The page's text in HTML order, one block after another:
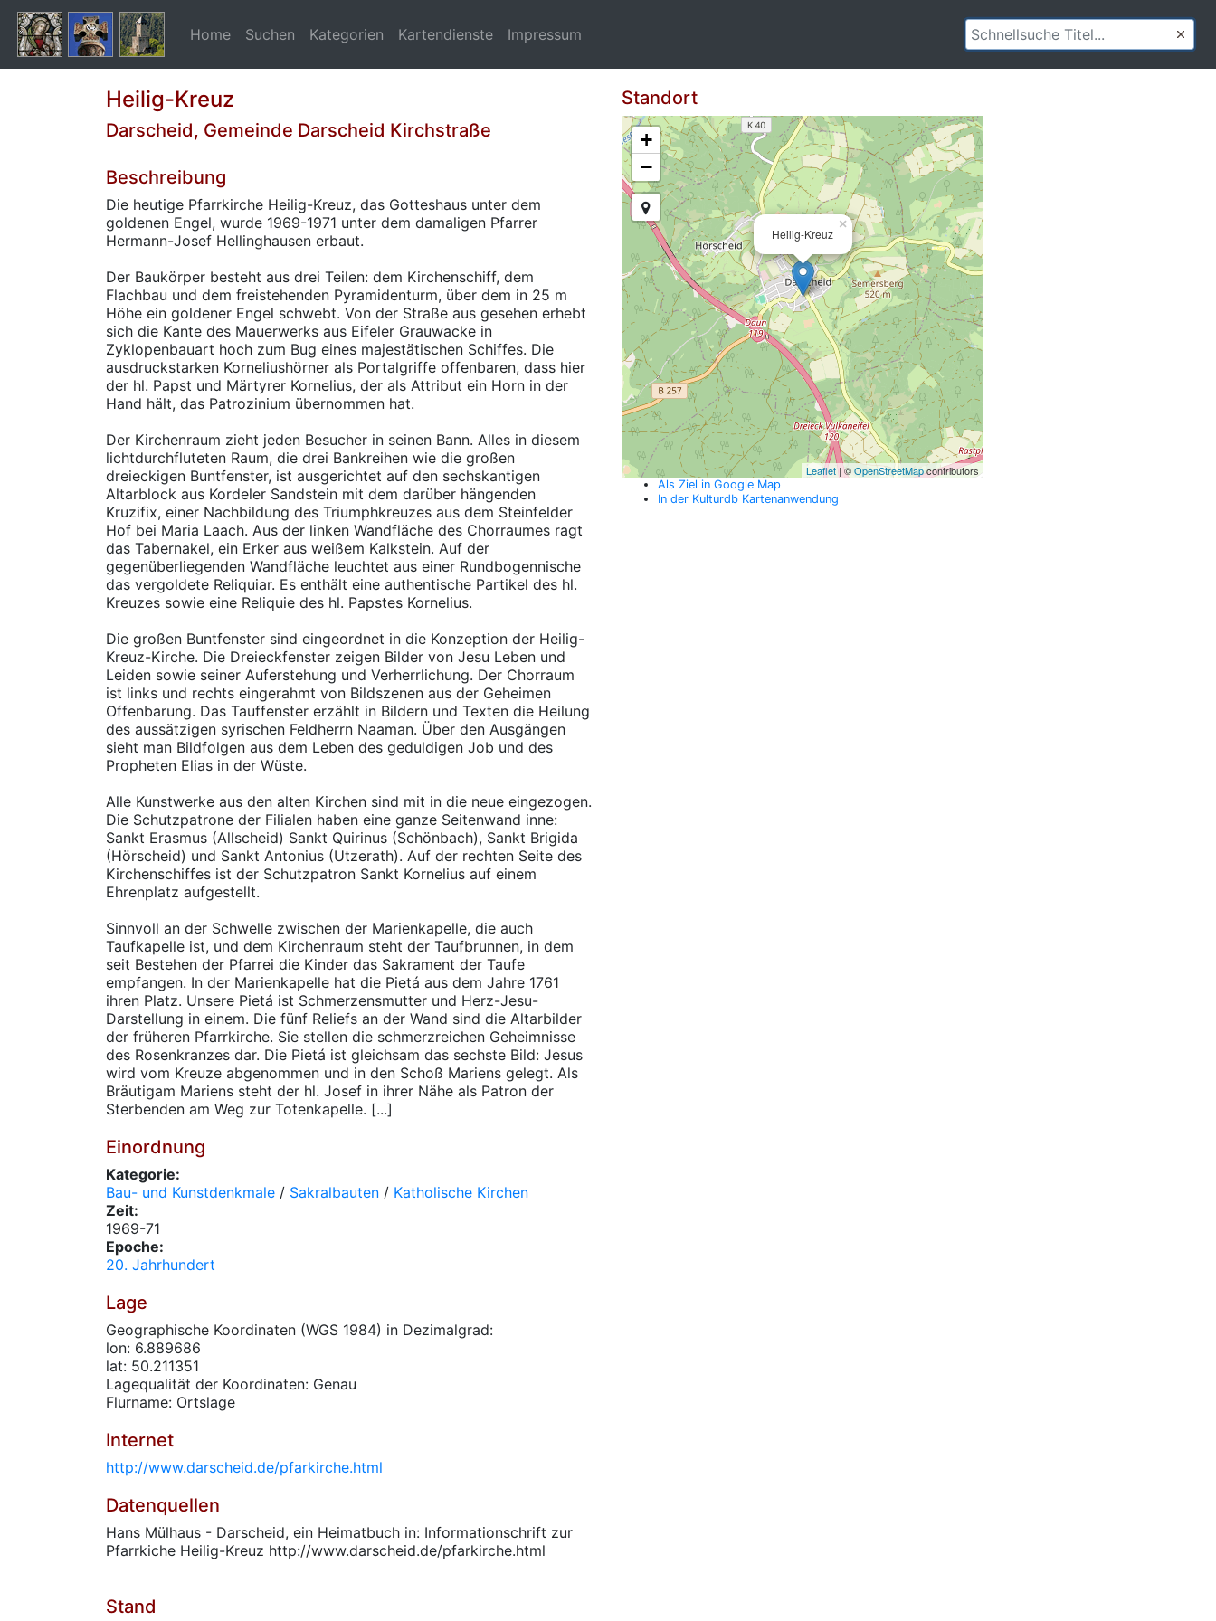
Home Suchen Kategorien Kartendienste Impressum
Heilig-Kreuz
Darscheid, Gemeinde Darscheid Kirchstraße
Beschreibung
Die heutige Pfarrkirche Heilig-Kreuz, das Gotteshaus unter dem
goldenen Engel, wurde 1969-1971 unter dem damaligen Pfarrer
Hermann-Josef Hellinghausen erbaut.
Der Baukörper besteht aus drei Teilen: dem Kirchenschiff, dem
Flachbau und dem freistehenden Pyramidenturm, über dem in 25 m
Höhe ein goldener Engel schwebt. Von der Straße aus gesehen erhebt
sich die Kante des Mauerwerks aus Eifeler Grauwacke in
Zyklopenbauart hoch zum Bug eines majestätischen Schiffes. Die
ausdruckstarken Korneliushörner als Portalgriffe offenbaren, dass hier
der hl. Papst und Märtyrer Kornelius, der als Attribut ein Horn in der
Hand hält, das Patrozinium übernommen hat.
Der Kirchenraum zieht jeden Besucher in seinen Bann. Alles in diesem
lichtdurchfluteten Raum, die drei Bankreihen wie die großen
dreieckigen Buntfenster, ist ausgerichtet auf den sechskantigen
Altarblock aus Kordeler Sandstein mit dem darüber hängenden
Kruzifix, einer Nachbildung des Triumphkreuzes aus dem Steinfelder
Hof bei Maria Laach. Aus der linken Wandfläche des Chorraumes ragt
das Tabernakel, ein Erker aus weißem Kalkstein. Auf der
gegenüberliegenden Wandfläche leuchtet aus einer Rundbogennische
das vergoldete Reliquiar. Es enthält eine authentische Partikel des hl.
Kreuzes sowie eine Reliquie des hl. Papstes Kornelius.
Die großen Buntfenster sind eingeordnet in die Konzeption der Heilig-
Kreuz-Kirche. Die Dreieckfenster zeigen Bilder von Jesu Leben und
Leiden sowie seiner Auferstehung und Verherrlichung. Der Chorraum
ist links und rechts eingerahmt von Bildszenen aus der Geheimen
Offenbarung. Das Tauffenster erzählt in Bildern und Texten die Heilung
des aussätzigen syrischen Feldherrn Naaman. Über den Ausgängen
sieht man Bildfolgen aus dem Leben des geduldigen Job und des
Propheten Elias in der Wüste.
Alle Kunstwerke aus den alten Kirchen sind mit in die neue eingezogen.
Die Schutzpatrone der Filialen haben eine ganze Seitenwand inne:
Sankt Erasmus (Allscheid) Sankt Quirinus (Schönbach), Sankt Brigida
(Hörscheid) und Sankt Antonius (Utzerath). Auf der rechten Seite des
Kirchenschiffes ist der Schutzpatron Sankt Kornelius auf einem
Ehrenplatz aufgestellt.
Sinnvoll an der Schwelle zwischen der Marienkapelle, die auch
Taufkapelle ist, und dem Kirchenraum steht der Taufbrunnen, in dem
seit Bestehen der Pfarrei die Kinder das Sakrament der Taufe
empfangen. In der Marienkapelle hat die Pietá aus dem Jahre 1761
ihren Platz. Unsere Pietá ist Schmerzensmutter und Herz-Jesu-
Darstellung in einem. Die fünf Reliefs an der Wand sind die Altarbilder
der früheren Pfarrkirche. Sie stellen die schmerzreichen Geheimnisse
des Rosenkranzes dar. Die Pietá ist gleichsam das sechste Bild: Jesus
wird vom Kreuze abgenommen und in den Schoß Mariens gelegt. Als
Bräutigam Mariens steht der hl. Josef in ihrer Nähe als Patron der
Sterbenden am Weg zur Totenkapelle. [...]
Einordnung
Kategorie:
Bau- und Kunstdenkmale / Sakralbauten / Katholische Kirchen
Zeit:
1969-71
Epoche:
20. Jahrhundert
Lage
Geographische Koordinaten (WGS 1984) in Dezimalgrad:
lon: 6.889686
lat: 50.211351
Lagequalität der Koordinaten: Genau
Flurname: Ortslage
Internet
http://www.darscheid.de/pfarkirche.html
Datenquellen
Hans Mülhaus - Darscheid, ein Heimatbuch in: Informationschrift zur
Pfarrkiche Heilig-Kreuz http://www.darscheid.de/pfarkirche.html
Stand
Standort
Heilig-Kreuz
×
+
−
Leaflet| ©OpenStreetMapcontributors
Als Ziel in Google Map
In der Kulturdb Kartenanwendung